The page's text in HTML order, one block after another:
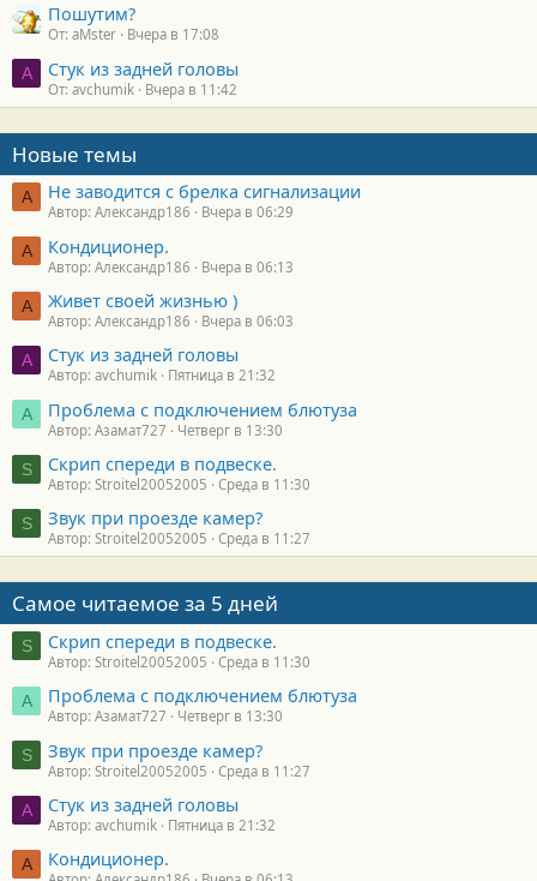
Пошутим?
От: aMster Вчера в 17:08
A Стук из задней головы
От: avchumik Вчера в 11:42
Новые темы
А Не заводится с брелка сигнализации
Автор: Александр186 Вчера в 06:29
А Кондиционер.
Автор: Александр186 Вчера в 06:13
А Живет своей жизнью )
Автор: Александр186 Вчера в 06:03
A Стук из задней головы
Автор: avchumik Пятница в 21:32
А Проблема с подключением блютуза
Автор: Азамат727 Четверг в 13:30
S Скрип спереди в подвеске.
Автор: Stroitel20052005 Среда в 11:30
S Звук при проезде камер?
Автор: Stroitel20052005 Среда в 11:27
Самое читаемое за 5 дней
S Скрип спереди в подвеске.
Автор: Stroitel20052005 Среда в 11:30
А Проблема с подключением блютуза
Автор: Азамат727 Четверг в 13:30
S Звук при проезде камер?
Автор: Stroitel20052005 Среда в 11:27
A Стук из задней головы
Автор: avchumik Пятница в 21:32
А Кондиционер.